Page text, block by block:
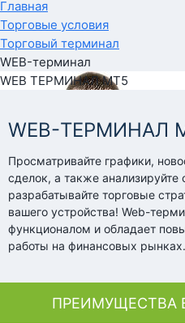
Главная
Торговые условия
Торговый терминал
WEB-терминал
WEB ТЕРМИНАЛ MT5
WEB-ТЕРМИНАЛ
Просматривайте графики,
сделок, а также анализируйте
разрабатывайте торговые
вашего устройства! Web-
функционалом и обладает
работы на финансовых рынках.
ПРЕИМУЩЕСТВА